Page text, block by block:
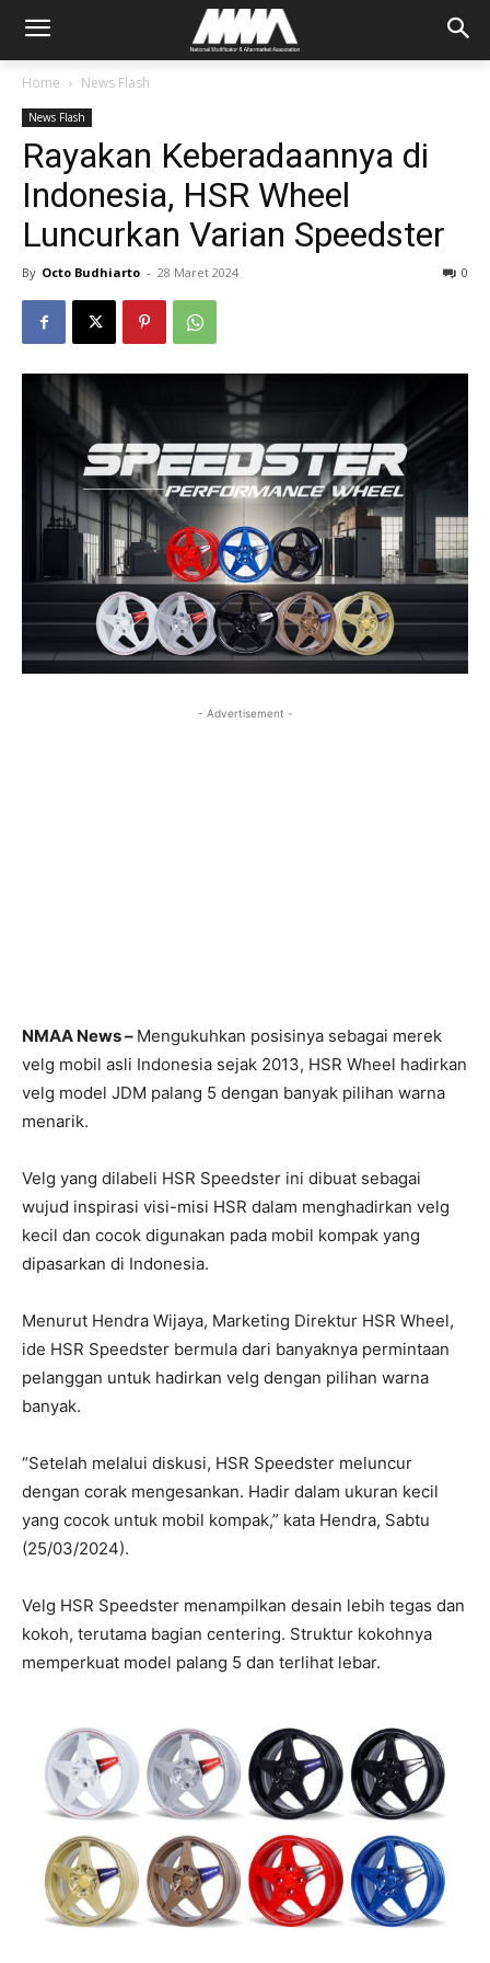
Home News Flash
News Flash
Rayakan Keberadaannya di
Indonesia, HSR Wheel
Luncurkan Varian Speedster
By Octo Budhiarto - 28 Maret 2024 0
- Advertisement -
NMAA News – Mengukuhkan posisinya sebagai merek
velg mobil asli Indonesia sejak 2013, HSR Wheel hadirkan
velg model JDM palang 5 dengan banyak pilihan warna
menarik.
Velg yang dilabeli HSR Speedster ini dibuat sebagai
wujud inspirasi visi-misi HSR dalam menghadirkan velg
kecil dan cocok digunakan pada mobil kompak yang
dipasarkan di Indonesia.
Menurut Hendra Wijaya, Marketing Direktur HSR Wheel,
ide HSR Speedster bermula dari banyaknya permintaan
pelanggan untuk hadirkan velg dengan pilihan warna
banyak.
“Setelah melalui diskusi, HSR Speedster meluncur
dengan corak mengesankan. Hadir dalam ukuran kecil
yang cocok untuk mobil kompak,” kata Hendra, Sabtu
(25/03/2024).
Velg HSR Speedster menampilkan desain lebih tegas dan
kokoh, terutama bagian centering. Struktur kokohnya
memperkuat model palang 5 dan terlihat lebar.